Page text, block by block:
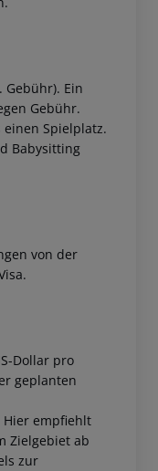
Gebühr). Ein
Gebühr.
Spielplatz.
Babysitting
von der
Dollar pro
geplanten
Hier empfiehlt
Zielgebiet ab
zur